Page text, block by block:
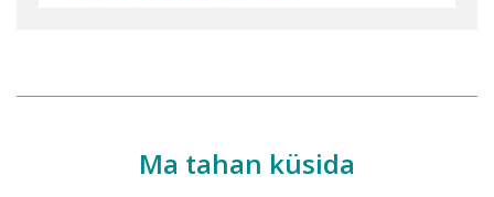
Ma tahan küsida